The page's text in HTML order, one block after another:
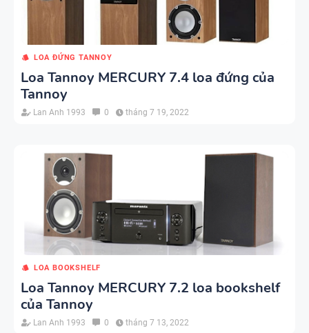
LOA ĐỨNG TANNOY
Loa Tannoy MERCURY 7.4 loa đứng của
Tannoy
Lan Anh 1993 0 tháng 7 19, 2022
LOA BOOKSHELF
Loa Tannoy MERCURY 7.2 loa bookshelf
của Tannoy
Lan Anh 1993 0 tháng 7 13, 2022